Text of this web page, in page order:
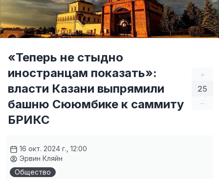
+
25
–
«Теперь не стыдно
иностранцам показать»:
власти Казани выпрямили
башню Сююмбике к саммиту
БРИКС
16 окт. 2024 г., 12:00
Эрвин Кляйн
Общество